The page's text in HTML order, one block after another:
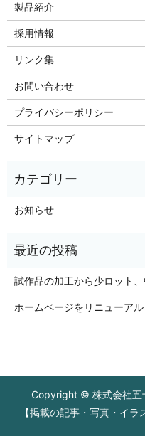
製品紹介
採用情報
リンク集
お問い合わせ
プライバシーポリシー
サイトマップ
お知らせ
試作品の加工から少ロット、
ホームページをリニューアル
Copyright © 株式会社五
【掲載の記事・写真・イ